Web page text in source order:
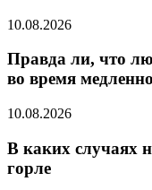
10.08.2026
Правда ли, что
во время
10.08.2026
В каких случаях
горле